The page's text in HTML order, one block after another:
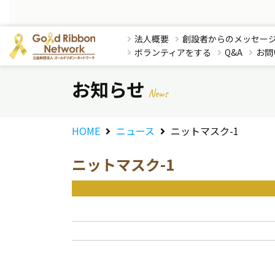
法人概要 創設者からのメッセー
ボランティアをする
Q&A お
お知らせ News
HOME ニュース ニットマスク-1
ニットマスク-1